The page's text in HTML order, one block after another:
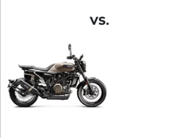
VS.